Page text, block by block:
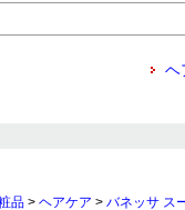
ヘ
品 > ヘアケア > バネッサ ス